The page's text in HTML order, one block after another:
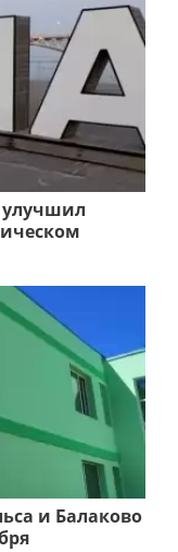
улучшил
и Балаково